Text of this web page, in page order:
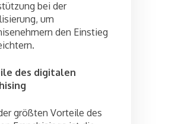
bei der
um
den Einstieg
des digitalen
größten Vorteile des